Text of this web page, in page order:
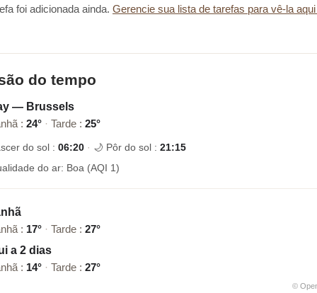
foi adicionada ainda. Gerencie sua lista de tarefas para vê-la
do tempo
— Brussels
: 24° · Tarde : 25°
do sol : 06:20 · 🌙 Pôr do sol : 21:15
do ar: Boa (AQI 1)
: 17° · Tarde : 27°
a 2 dias
: 14° · Tarde : 27°
©